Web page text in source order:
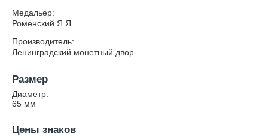
Медальер:
Роменский Я.Я.
Производитель:
Ленинградский монетный двор
Размер
Диаметр:
65 мм
Цены знаков